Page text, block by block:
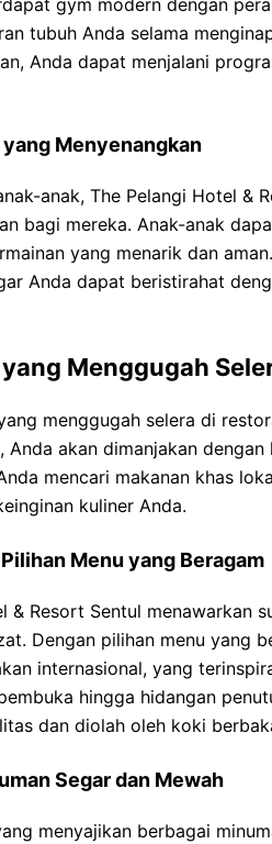
gym modern dengan
tubuh Anda selama
Anda dapat menjalani
Menyenangkan
anak, The Pelangi Hotel &
bagi mereka. Anak-anak
yang menarik dan
Anda dapat beristirahat
Menggugah
menggugah selera di
Anda akan dimanjakan
mencari makanan khas
kuliner Anda.
Menu yang Beragam
& Resort Sentul menawarkan
Dengan pilihan menu yang
internasional, yang
hingga hidangan
dan diolah oleh koki
Segar dan Mewah
menyajikan berbagai